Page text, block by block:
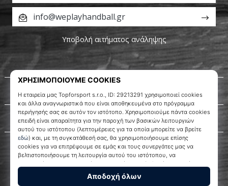
Σχετικά μ' εμάς
Εξυπηρέτηση πελατών
info@weplayhandball.gr
Υποβολή αιτήματος ανάληψης